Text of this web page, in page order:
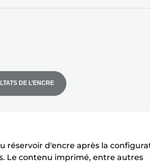
DE L’ENCRE
réservoir d'encre après la
Le contenu imprimé, entre autres